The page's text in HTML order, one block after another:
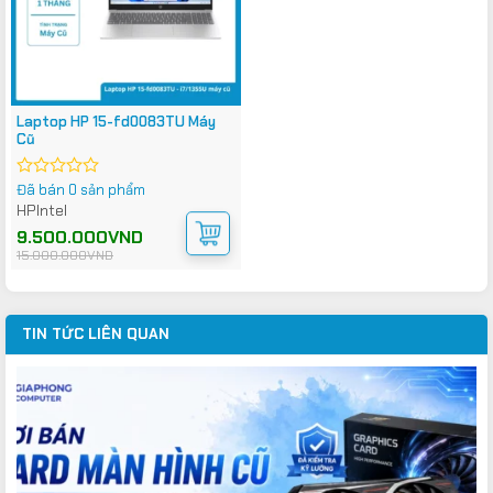
Laptop HP 15-fd0083TU Máy
Cũ
Được
xếp
0
5
Đã bán 0 sản phẩm
HPIntel
15.000.000VND
Giá
gốc
là:
9.500.000VND
Giá
hiện
tại
TIN TỨC LIÊN QUAN